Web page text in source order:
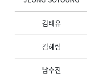
김태유
김혜림
남수진